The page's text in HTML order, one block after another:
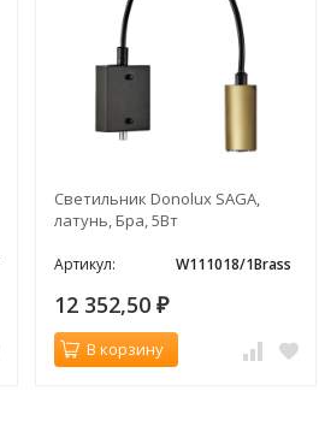
Светильник Donolux SAGA,
латунь, Бра, 5Вт
Артикул: W111018/1Brass
12 352,50 ₽
В корзину